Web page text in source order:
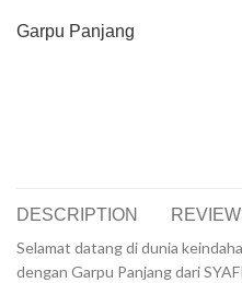
Garpu Panjang
DESCRIPTION
Selamat datang di dunia
dengan Garpu Panjang dari